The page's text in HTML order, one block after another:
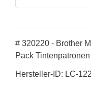
# 320220 - Brother
Pack
Hersteller-ID: LC-